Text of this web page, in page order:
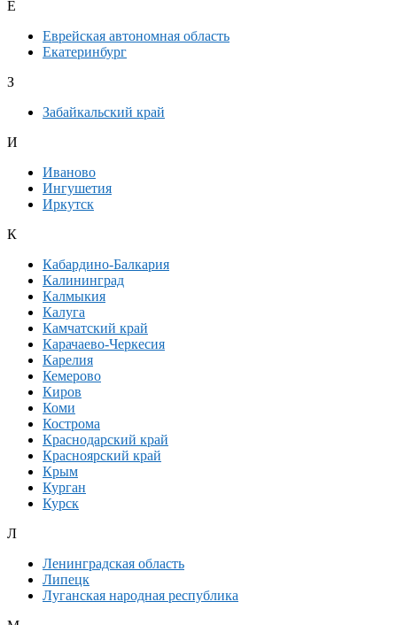
Е
Еврейская автономная область
Екатеринбург
З
Забайкальский край
И
Иваново
Ингушетия
Иркутск
К
Кабардино-Балкария
Калининград
Калмыкия
Калуга
Камчатский край
Карачаево-Черкесия
Карелия
Кемерово
Киров
Коми
Кострома
Краснодарский край
Красноярский край
Крым
Курган
Курск
Л
Ленинградская область
Липецк
Луганская народная республика